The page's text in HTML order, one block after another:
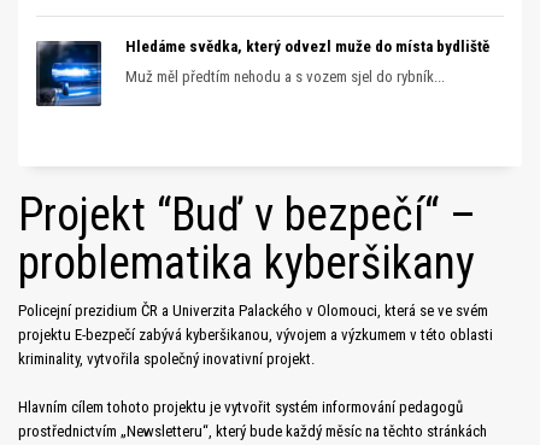
Hledáme svědka, který odvezl muže do místa bydliště
Muž měl předtím nehodu a s vozem sjel do rybník...
Projekt “Buď v bezpečí“ –
problematika kyberšikany
Policejní prezidium ČR a Univerzita Palackého v Olomouci, která se ve svém
projektu E-bezpečí zabývá kyberšikanou, vývojem a výzkumem v této oblasti
kriminality, vytvořila společný inovativní projekt.
Hlavním cílem tohoto projektu je vytvořit systém informování pedagogů
prostřednictvím „Newsletteru“, který bude každý měsíc na těchto stránkách